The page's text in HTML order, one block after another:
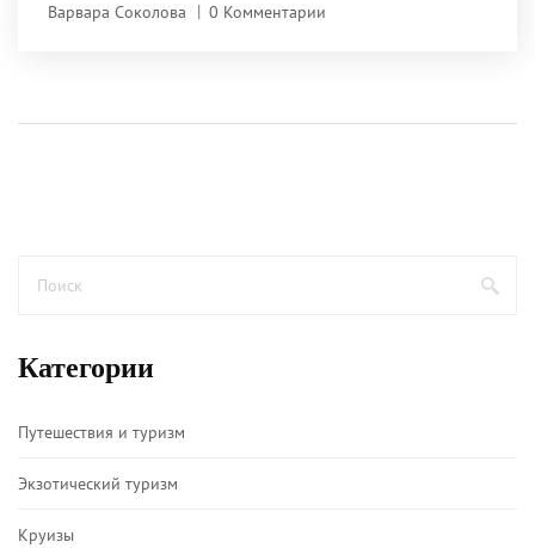
менеджмент и организация быта на лайнере.
узнаете, как сделать такой отпуск максимально
Варвара Соколова 0 Комментарии
Категории
Путешествия и туризм
Экзотический туризм
Круизы